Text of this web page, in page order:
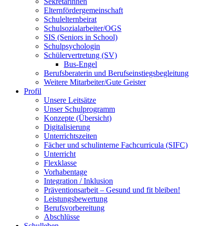
Elternfördergemeinschaft
Schulelternbeirat
Schulsozialarbeiter/OGS
SIS (Seniors in School)
Schulpsychologin
Schülervertretung (SV)
Bus-Engel
Berufsberaterin und Berufseinstiegsbegleitung
Weitere Mitarbeiter/Gute Geister
Profil
Unsere Leitsätze
Unser Schulprogramm
Konzepte (Übersicht)
Digitalisierung
Unterrichtszeiten
Fächer und schulinterne Fachcurricula (SIFC)
Unterricht
Flexklasse
Vorhabentage
Integration / Inklusion
Präventionsarbeit – Gesund und fit bleiben!
Leistungsbewertung
Berufsvorbereitung
Abschlüsse